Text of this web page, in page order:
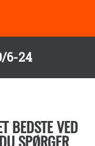
6-24
BEDSTE VED
SPØRGER